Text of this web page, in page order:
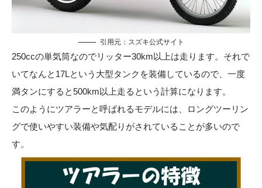
引用元： スズキ公式サイト
250ccの単気筒なのでリッター30km以上は走ります。それで
いてなんと17Lという大型タンクを装備しているので、一度
満タンにすると500km以上走るという計算になります。
このようにツアラーと呼ばれるモデルには、ロングツーリン
グで使いやすい装備や気配りがされていることが多いので
す。